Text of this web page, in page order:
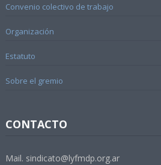
Convenio colectivo de trabajo
Organización
Estatuto
Sobre el gremio
CONTACTO
Mail. sindicato@lyfmdp.org.ar